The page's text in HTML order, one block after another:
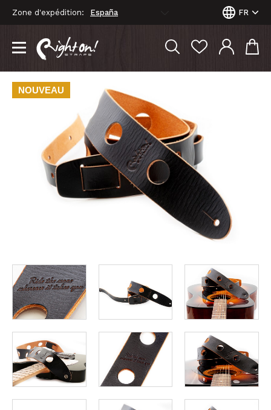
Zone d'expédition: FR
NOUVEAU